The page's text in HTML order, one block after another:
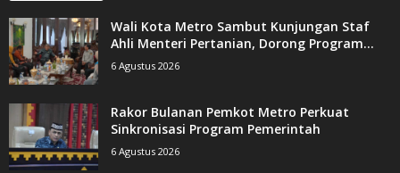
Wali Kota Metro Sambut Kunjungan Staf
Ahli Menteri Pertanian, Dorong Program...
6 Agustus 2026
Rakor Bulanan Pemkot Metro Perkuat
Sinkronisasi Program Pemerintah
6 Agustus 2026